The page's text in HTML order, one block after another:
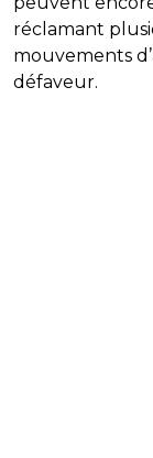
réclamant
mouvements
défaveur.